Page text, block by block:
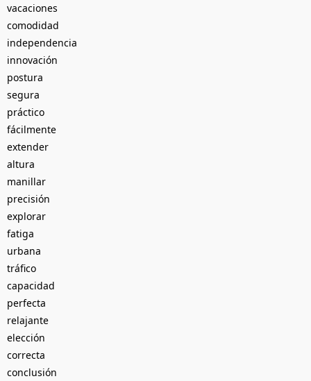
vacaciones
comodidad
independencia
innovación
postura
segura
práctico
fácilmente
extender
altura
manillar
precisión
explorar
fatiga
urbana
tráfico
capacidad
perfecta
relajante
elección
correcta
conclusión